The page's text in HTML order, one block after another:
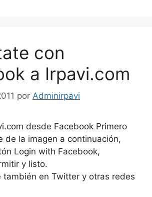
con
a Irpavi.com
por Adminirpavi
desde Facebook Primero
de la imagen a continuación,
Login with Facebook,
y listo.
también en Twitter y otras redes